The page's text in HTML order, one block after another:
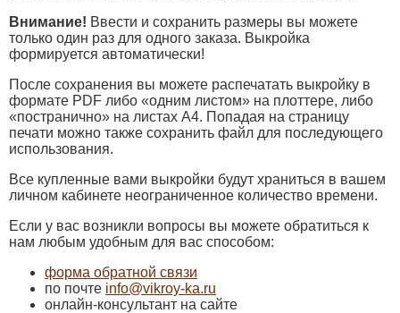
Внимание! Ввести и сохранить размеры вы можете
только один раз для одного заказа. Выкройка
формируется автоматически!
После сохранения вы можете распечатать выкройку в
формате PDF либо «одним листом» на плоттере, либо
«постранично» на листах А4. Попадая на страницу
печати можно также сохранить файл для последующего
использования.
Все купленные вами выкройки будут храниться в вашем
личном кабинете неограниченное количество времени.
Если у вас возникли вопросы вы можете обратиться к
нам любым удобным для вас способом:
форма обратной связи
по почте info@vikroy-ka.ru
онлайн-консультант на сайте